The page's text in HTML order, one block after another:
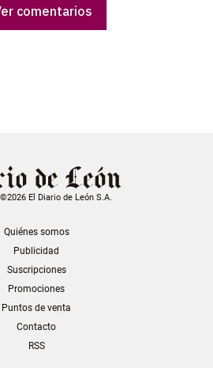
comentarios
El Diario de León S.A.
Quiénes somos
Publicidad
Suscripciones
Promociones
Puntos de venta
Contacto
RSS